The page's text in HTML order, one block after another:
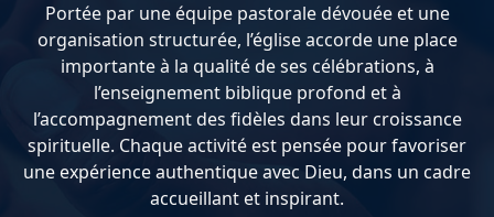
Portée par une équipe pastorale dévouée et une
organisation structurée, l’église accorde une place
importante à la qualité de ses célébrations, à
l’enseignement biblique profond et à
l’accompagnement des fidèles dans leur croissance
spirituelle. Chaque activité est pensée pour favoriser
une expérience authentique avec Dieu, dans un cadre
accueillant et inspirant.